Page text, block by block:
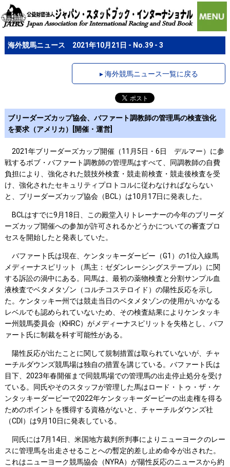
海外競馬ニュース 2021年10月21日 - No.39 - 3
▸ 海外競馬ニュース一覧に戻る
ブリーダーズカップ協会、バファート調教師の管理馬の検査強化
を要求（アメリカ）[開催・運営]
2021年ブリーダーズカップ開催（11月5日・6日 デルマー）に参
戦するボブ・バファート調教師の管理馬はすべて、同調教師の自費
負担により、強化された競技外検査・競走前検査・競走後検査を受
け、強化されたセキュリティプロトコルに従わなければならない
と、ブリーダーズカップ協会（BCL）は10月17日に発表した。
BCLはすでに9月18日、この殿堂入りトレーナーの今年のブリーダ
ーズカップ開催への参加が許可されるかどうかについての審査プロ
セスを開始したと発表していた。
バファート氏は現在、ケンタッキーダービー（G1）の1位入線馬
メディーナスピリット（馬主：ゼダンレーシングステーブル）に関
する訴訟の渦中にある。同馬は、最初の薬物検査と分割サンプル血
液検査でベタメタゾン（コルチコステロイド）の陽性反応を示し
た。ケンタッキー州では競走当日のベタメタゾンの使用がいかなる
レベルでも認められていないため、その検査結果によりケンタッキ
ー州競馬委員会（KHRC）がメディーナスピリットを失格とし、バフ
ァート氏に制裁を科す可能性がある。
陽性反応が出たことに関して規制措置は取られていないが、チャ
ーチルダウンズ競馬場は独自の措置を講じている。バファート氏は
目下、2023年春開催まで同競馬場での管理馬の出走停止処分を受け
ている。同氏やそのスタッフが管理した馬はロード・トゥ・ザ・ケ
ンタッキーダービーで2022年ケンタッキーダービーの出走権を得る
ためのポイントを獲得する資格がないと、チャーチルダウンズ社
（CDI）は9月10日に発表している。
同氏には7月14日、米国地方裁判所判事によりニューヨークのレー
スに管理馬を出走させることへの暫定的差し止め命令が出された。
これはニューヨーク競馬協会（NYRA）が陽性反応のニュースから約